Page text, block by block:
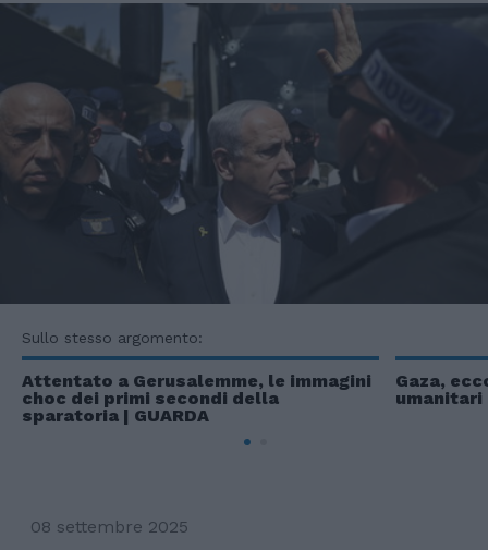
Sullo stesso argomento:
Attentato a Gerusalemme, le immagini
choc dei primi secondi della
sparatoria | GUARDA
Gaza,
umanitari
08 settembre 2025